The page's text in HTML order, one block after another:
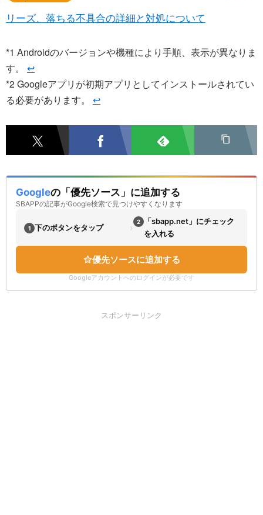
リーズ、落ちる不具合の詳細と対処について
*1 Androidのバージョンや機種により手順、表示が異なりま
す。 ↩
*2Googleアプリが初期アプリとしてインストールされてい
る必要があります。 ↩
Googleの「優先ソース」に追加する
SBAPPの記事がGoogle検索で見つけやすくなります
1 下のボタンをタップ › 2
「sbapp.net」にチェック
を入れる
優先ソースに追加する
Googleアカウントへのログインが必要です
スポンサーリンク